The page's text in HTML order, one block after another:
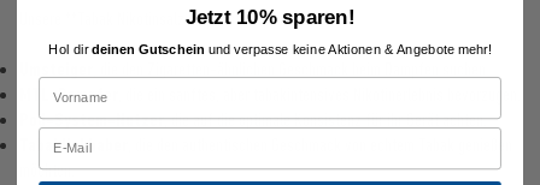
Unsere **Tabak Nikotinsalz-Liquids** sind ideal für:
MTL-Dampfer
Pod-System-Nutzer, die auf die optimale Konsistenz für ihr Gerät achten.
Tabakliebhaber
möchten.
Jetzt 10% sparen!
Hol dirdeinen Gutschein und verpasse keine Aktionen & Angebote mehr!